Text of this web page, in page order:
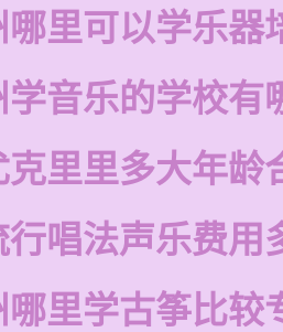
哪里可以学乐器
学音乐的学校有
克里里多大年龄
行唱法声乐费用
哪里学古筝比较